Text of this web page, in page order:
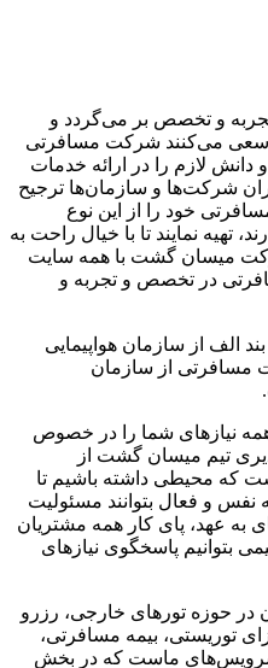
و تخصص بر می‌گردد و
سعی می‌کنند شرکت مسافرتی
لازم را در ارائه خدمات
شرکت‌ها و سازمان‌ها ترجیح
خود را از این نوع
تهیه نمایند تا با خیال راحت به
میسان گشت با همه سایت
در تخصص و تجربه و
از سازمان هواپیمایی
مسافرتی از سازمان
نیازهای شما را در خصوص
تیم میسان گشت از
که محیطی داشته باشیم تا
و فعال بتوانند مسئولیت
به عهد، پای کار همه مشتریان
بتوانیم پاسخگوی نیازهای
در حوزه تورهای خارجی، رزرو
توریستی، بیمه مسافرتی،
سرویس‌های ماست که در بخش